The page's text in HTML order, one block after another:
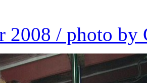
2008 / photo by